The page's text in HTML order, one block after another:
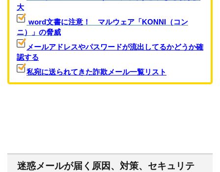
大
word文書に注意！ マルウェア「KONNI（コン
ニ）」の脅威
メールアドレスやパスワードが流出してるかどうか確
認する
私宛に送られてきた詐欺メール一覧リスト
迷惑メールが届く原因、対策、セキュリテ